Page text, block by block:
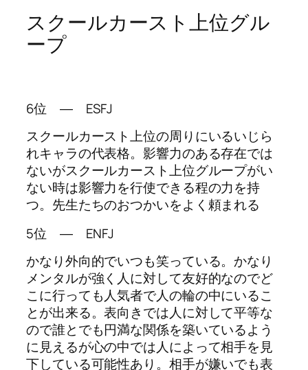
スクールカースト上位グル
ープ
6位 ― ESFJ
スクールカースト上位の周りにいるいじら
れキャラの代表格。影響力のある存在では
ないがスクールカースト上位グループがい
ない時は影響力を行使できる程の力を持
つ。先生たちのおつかいをよく頼まれる
5位 ― ENFJ
かなり外向的でいつも笑っている。かなり
メンタルが強く人に対して友好的なのでど
こに行っても人気者で人の輪の中にいるこ
とが出来る。表向きでは人に対して平等な
ので誰とでも円満な関係を築いているよう
に見えるが心の中では人によって相手を見
下している可能性あり。相手が嫌いでも表